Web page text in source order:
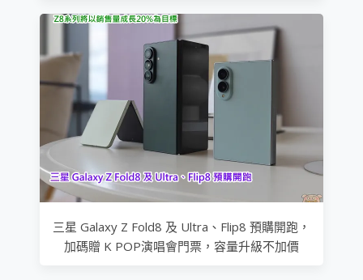
三星 Galaxy Z Fold8 及 Ultra、Flip8 預購開跑，
加碼贈 K POP演唱會門票，容量升級不加價